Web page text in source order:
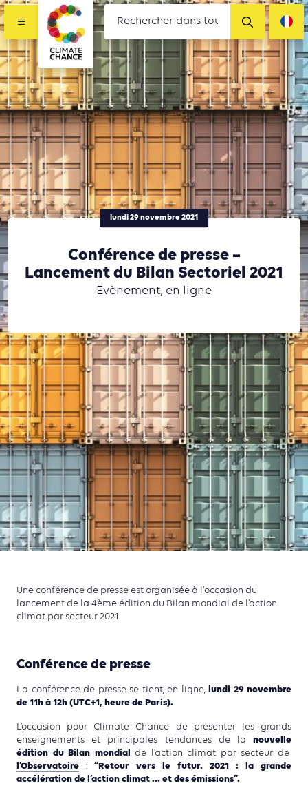
lundi 29 novembre 2021
Conférence de presse –
Lancement du Bilan Sectoriel 2021
Evènement, en ligne
Une conférence de presse est organisée à l'occasion du
lancement de la 4ème édition du Bilan mondial de l’action
climat par secteur 2021.
Conférence de presse
La conférence de presse se tient, en ligne,lundi 29 novembre
de11h à 12h (UTC+1, heure de Paris).
L’occasion pour Climate Chance de présenter les grands
enseignements et principales tendances de la nouvelle
édition du Bilan mondial de l’action climat par secteur de
l’Observatoire : “Retour vers le futur. 2021 : la grande
accélération de l’action climat … et des émissions”.